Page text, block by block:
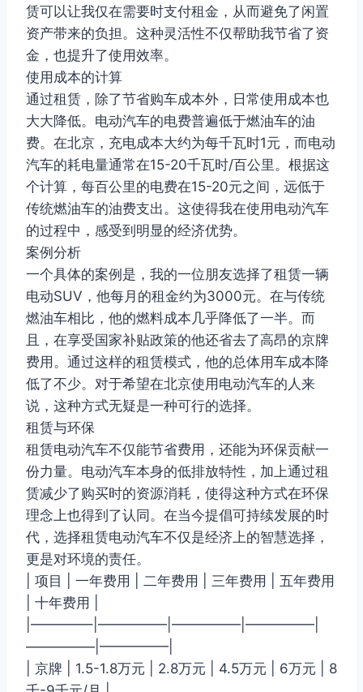
赁可以让我仅在需要时支付租金，从而避免了闲置
资产带来的负担。这种灵活性不仅帮助我节省了资
金，也提升了使用效率。
使用成本的计算
通过租赁，除了节省购车成本外，日常使用成本也
大大降低。电动汽车的电费普遍低于燃油车的油
费。在北京，充电成本大约为每千瓦时1元，而电动
汽车的耗电量通常在15-20千瓦时/百公里。根据这
个计算，每百公里的电费在15-20元之间，远低于
传统燃油车的油费支出。这使得我在使用电动汽车
的过程中，感受到明显的经济优势。
案例分析
一个具体的案例是，我的一位朋友选择了租赁一辆
电动SUV，他每月的租金约为3000元。在与传统
燃油车相比，他的燃料成本几乎降低了一半。而
且，在享受国家补贴政策的他还省去了高昂的京牌
费用。通过这样的租赁模式，他的总体用车成本降
低了不少。对于希望在北京使用电动汽车的人来
说，这种方式无疑是一种可行的选择。
租赁与环保
租赁电动汽车不仅能节省费用，还能为环保贡献一
份力量。电动汽车本身的低排放特性，加上通过租
赁减少了购买时的资源消耗，使得这种方式在环保
理念上也得到了认同。在当今提倡可持续发展的时
代，选择租赁电动汽车不仅是经济上的智慧选择，
更是对环境的责任。
| 项目 | 一年费用 | 二年费用 | 三年费用 | 五年费用
| 十年费用 |
|————–|—————|—————|—————|
—————|—————|
| 京牌 | 1.5-1.8万元 | 2.8万元 | 4.5万元 | 6万元 | 8